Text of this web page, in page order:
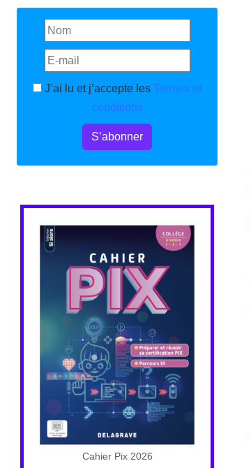
J’ai lu et j’accepte les Termes et
conditions
S’abonner
Cahier Pix 2026